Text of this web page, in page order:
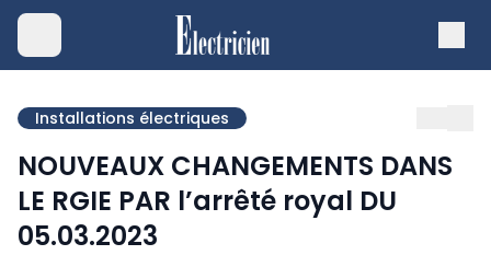
Installations électriques
NOUVEAUX CHANGEMENTS DANS
LE RGIE PAR l’arrêté royal DU
05.03.2023